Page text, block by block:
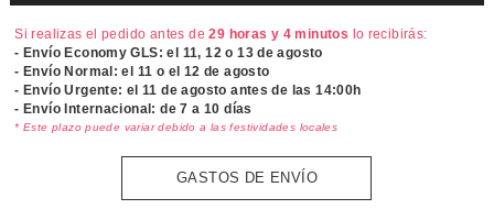
Si realizas el pedido antes de29 horas y 4 minutos lo recibirás:
- Envío Economy GLS: el 11, 12 o 13 de agosto
- Envío Normal: el 11 o el 12 de agosto
- Envío Urgente: el11 de agosto antes de las 14:00h
- Envío Internacional: de 7 a 10 días
* Este plazo puede variar debido a las festividades locales
GASTOS DE ENVÍO